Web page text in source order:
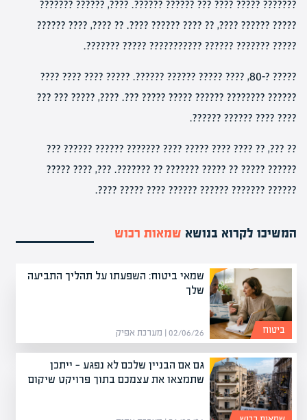
??????? ????? ???? ??? ?????? ??????. ????, ?????? ???????
????? ?????? ????, ?? ???? ?????? ????. ?? ????, ???? ??????
????? ??????? ?????? ??????????? ????? ???????.
????? ?-80, ???? ????? ?????? ??????. ????? ???? ???? ????
?????? ???????? ?????? ????? ????? ???. ????, ????? ??? ???
???? ???? ?????? ??????.
?? ???, ?? ???? ???? ????? ???? ??????? ?????? ?????? ???
?????? ????? ?? ????? ??????? ?? ???????. ???, ???? ?????
?????? ??????? ?????? ?????? ???? ????? ????.
המשיכו לקרוא בנושא שמאות רכוש
שמאי ביטוח: השפעתו על תהליך התביעה
שלך
02/06/26 | מערכת אפיק ביטוח
גם אם הבניין שלכם לא נפגע — ייתכן
שתמצאו את עצמכם בתוך פרויקט שיקום